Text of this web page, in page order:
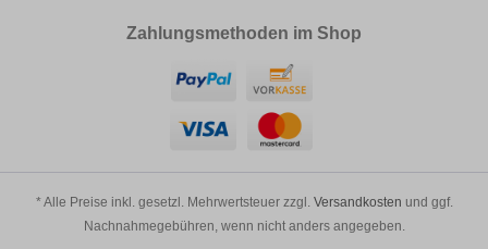
Zahlungsmethoden im Shop
* Alle Preise inkl. gesetzl. Mehrwertsteuer zzgl. Versandkosten und ggf.
Nachnahmegebühren, wenn nicht anders angegeben.